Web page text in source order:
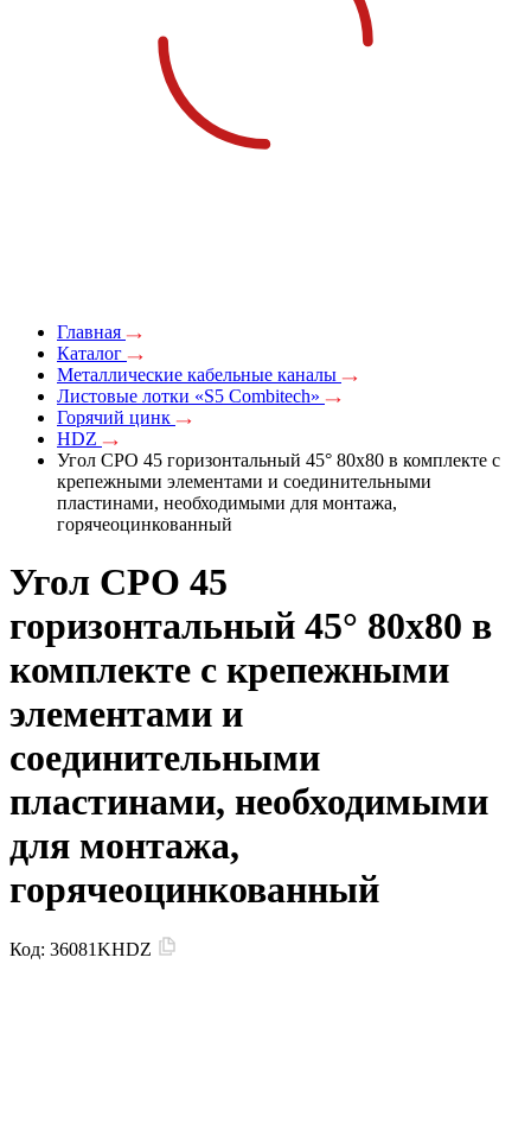
Главная
Каталог
Металлические кабельные каналы
Листовые лотки «S5 Combitech»
Горячий цинк
HDZ
Угол CPO 45 горизонтальный 45° 80х80 в комплекте с
крепежными элементами и соединительными
пластинами, необходимыми для монтажа,
горячеоцинкованный
Угол CPO 45
горизонтальный 45° 80х80 в
комплекте с крепежными
элементами и
соединительными
пластинами, необходимыми
для монтажа,
горячеоцинкованный
Код: 36081KHDZ